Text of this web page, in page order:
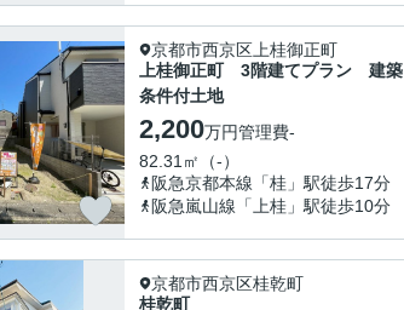
京都市西京区上桂御正町
上桂御正町 3階建てプラン 建築
条件付土地
2,200万円管理費-
82.31㎡（-）
阪急京都本線「桂」駅徒歩17分
阪急嵐山線「上桂」駅徒歩10分
京都市西京区桂乾町
桂乾町